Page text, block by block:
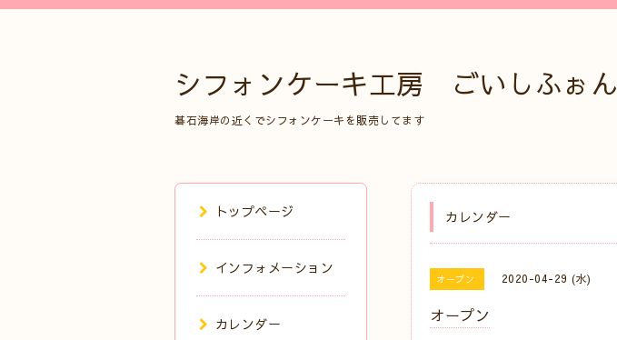
シフォンケーキ工房 ごいしふぉん
碁石海岸の近くでシフォンケーキを販売してます
カレンダー
オープン 2020-04-29 (水)
オープン
トップページ
インフォメーション
カレンダー